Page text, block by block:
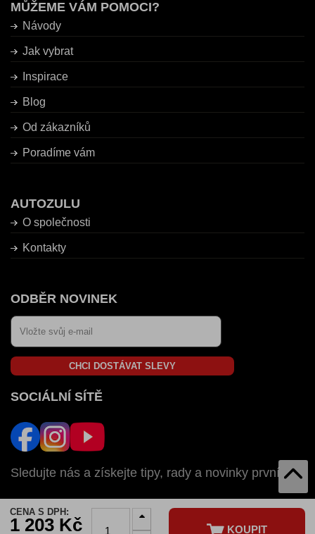
CENA S DPH:
1 203 Kč KOUPIT
MŮŽEME VÁM POMOCI?
Návody
Jak vybrat
Inspirace
Blog
Od zákazníků
Poradíme vám
AUTOZULU
O společnosti
Kontakty
ODBĚR NOVINEK
CHCI DOSTÁVAT SLEVY
SOCIÁLNÍ SÍTĚ
Sledujte nás a získejte tipy, rady a novinky první
AUTOZULU V: